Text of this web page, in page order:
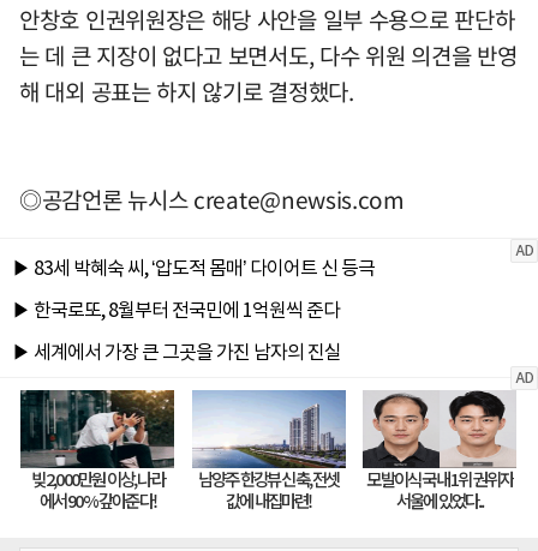
안창호 인권위원장은 해당 사안을 일부 수용으로 판단하
는 데 큰 지장이 없다고 보면서도, 다수 위원 의견을 반영
해 대외 공표는 하지 않기로 결정했다.
◎공감언론 뉴시스create@newsis.com